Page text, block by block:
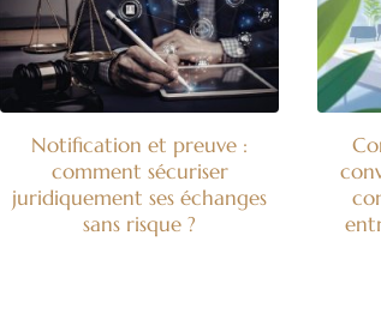
Notification et preuve :
comment sécuriser
juridiquement ses échanges
sans risque ?